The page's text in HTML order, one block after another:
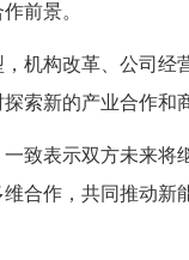
前景。
构改革、公司经
索新的产业合作和
表示双方未来将
合作，共同推动新